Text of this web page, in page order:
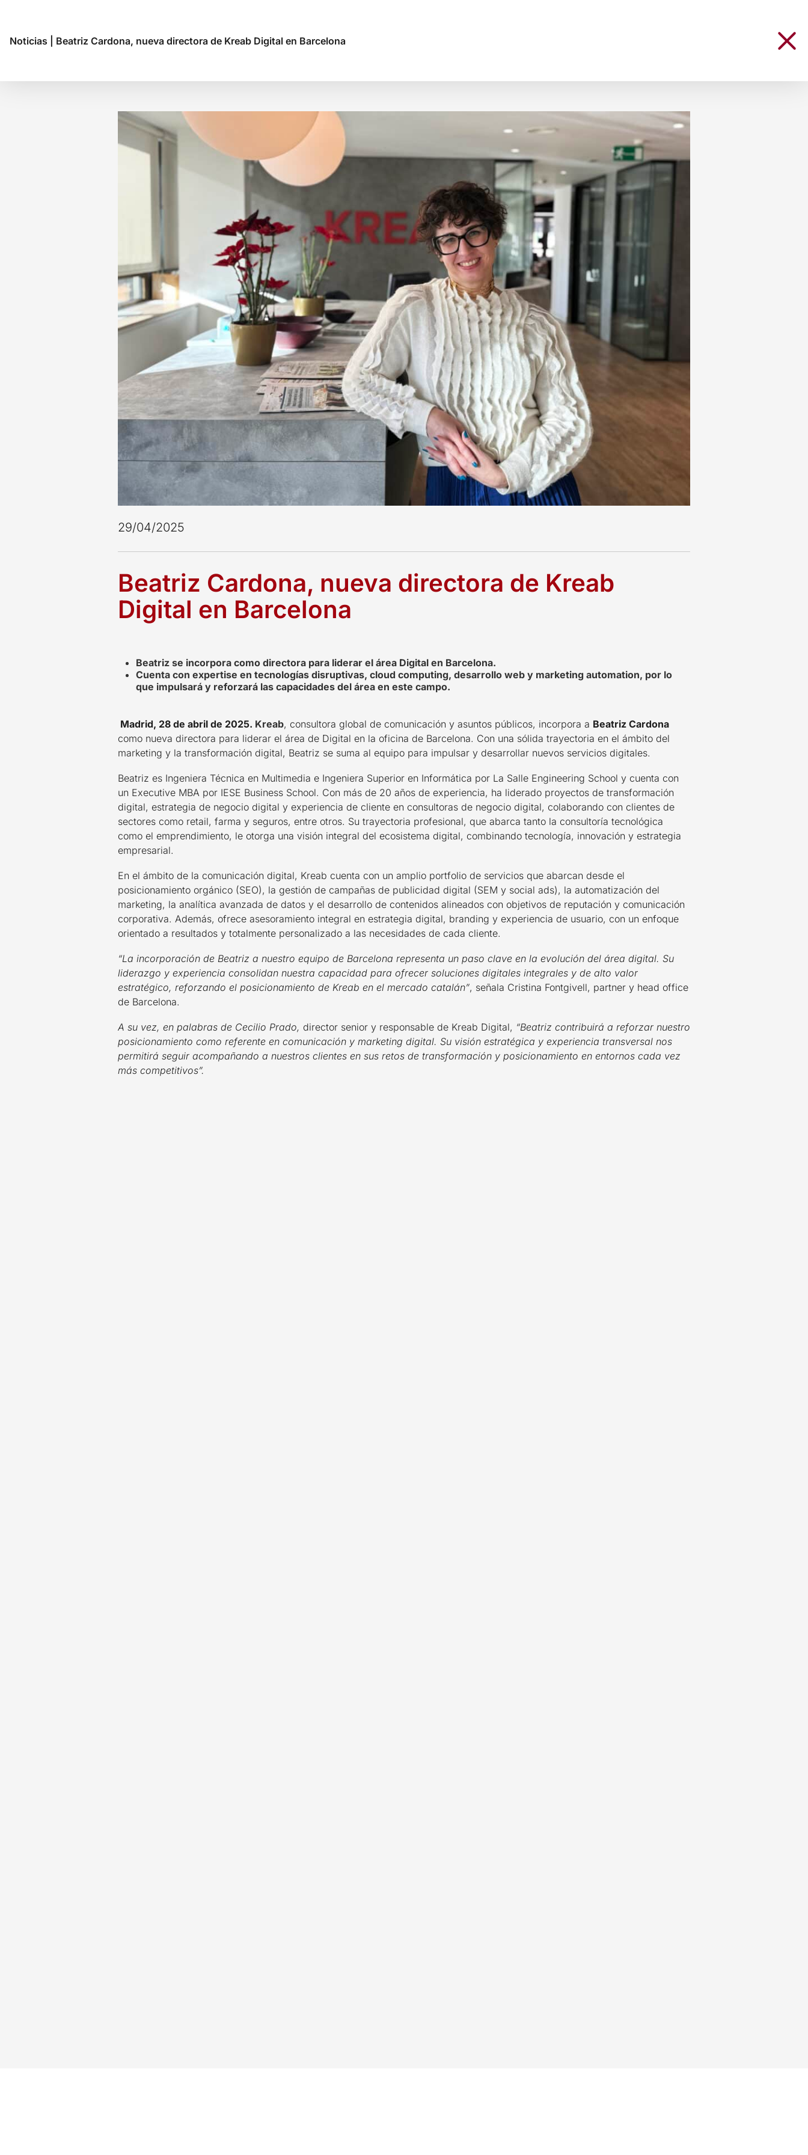
Noticias Beatriz Cardona, nueva directora de Kreab Digital en Barcelona
29/04/2025
Beatriz Cardona, nueva directora de Kreab
Digital en Barcelona
Beatriz se incorpora como directora para liderar el área Digital en Barcelona.
Cuenta con expertise en tecnologías disruptivas, cloud computing, desarrollo web y marketing automation, por lo
que impulsará y reforzará las capacidades del área en este campo.
Madrid, 28 de abril de 2025. Kreab, consultora global de comunicación y asuntos públicos, incorpora a Beatriz Cardona
como nueva directora para liderar el área de Digital en la oficina de Barcelona. Con una sólida trayectoria en el ámbito del
marketing y la transformación digital, Beatriz se suma al equipo para impulsar y desarrollar nuevos servicios digitales.
Beatriz es Ingeniera Técnica en Multimedia e Ingeniera Superior en Informática por La Salle Engineering School y cuenta con
un Executive MBA por IESE Business School. Con más de 20 años de experiencia, ha liderado proyectos de transformación
digital, estrategia de negocio digital y experiencia de cliente en consultoras de negocio digital, colaborando con clientes de
sectores como retail, farma y seguros, entre otros. Su trayectoria profesional, que abarca tanto la consultoría tecnológica
como el emprendimiento, le otorga una visión integral del ecosistema digital, combinando tecnología, innovación y estrategia
empresarial.
En el ámbito de la comunicación digital, Kreab cuenta con un amplio portfolio de servicios que abarcan desde el
posicionamiento orgánico (SEO), la gestión de campañas de publicidad digital (SEM y social ads), la automatización del
marketing, la analítica avanzada de datos y el desarrollo de contenidos alineados con objetivos de reputación y comunicación
corporativa. Además, ofrece asesoramiento integral en estrategia digital, branding y experiencia de usuario, con un enfoque
orientado a resultados y totalmente personalizado a las necesidades de cada cliente.
“La incorporación de Beatriz a nuestro equipo de Barcelona representa un paso clave en la evolución del área digital. Su
liderazgo y experiencia consolidan nuestra capacidad para ofrecer soluciones digitales integrales y de alto valor
estratégico, reforzando el posicionamiento de Kreab en el mercado catalán”, señala Cristina Fontgivell, partner y head office
de Barcelona.
A su vez, en palabras de Cecilio Prado, director senior y responsable de Kreab Digital, “Beatriz contribuirá a reforzar nuestro
posicionamiento como referente en comunicación y marketing digital. Su visión estratégica y experiencia transversal nos
permitirá seguir acompañando a nuestros clientes en sus retos de transformación y posicionamiento en entornos cada vez
más competitivos”.